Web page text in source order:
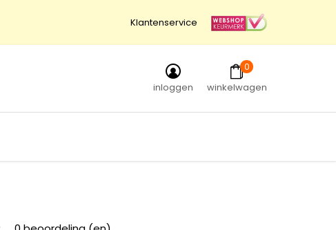
Klantenservice
inloggen
0
winkelwagen